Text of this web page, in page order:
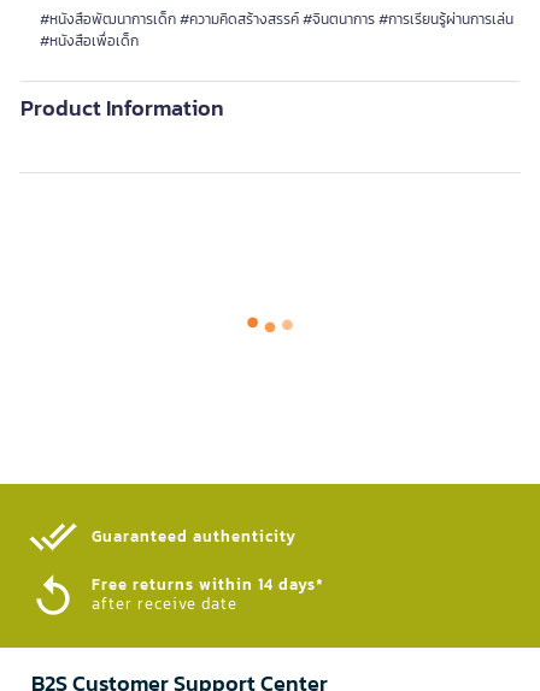
#หนังสือพัฒนาการเด็ก #ความคิดสร้างสรรค์ #จินตนาการ #การเรียนรู้ผ่านการเล่น
#หนังสือเพื่อเด็ก
Product Information
Guaranteed authenticity​
Free returns within 14 days*
after receive date
B2S Customer Support Center